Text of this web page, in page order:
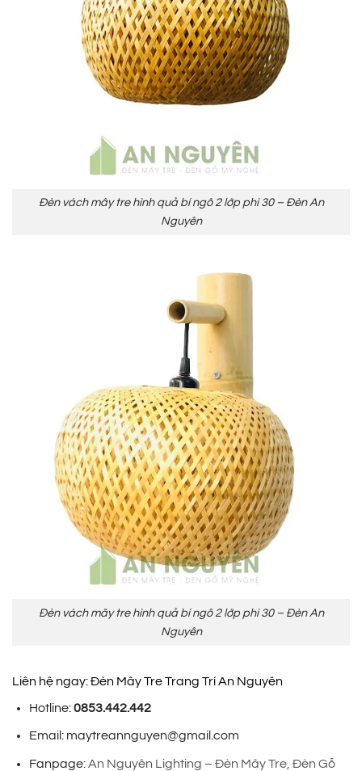
Đèn vách mây tre hình quả bí ngô 2 lớp phi 30 – Đèn An
Nguyên
Đèn vách mây tre hình quả bí ngô 2 lớp phi 30 – Đèn An
Nguyên
Liên hệ ngay: Đèn Mây Tre Trang Trí An Nguyên
Hotline:0853.442.442
Email: maytreannguyen@gmail.com
Fanpage:An Nguyên Lighting – Đèn Mây Tre, Đèn Gỗ